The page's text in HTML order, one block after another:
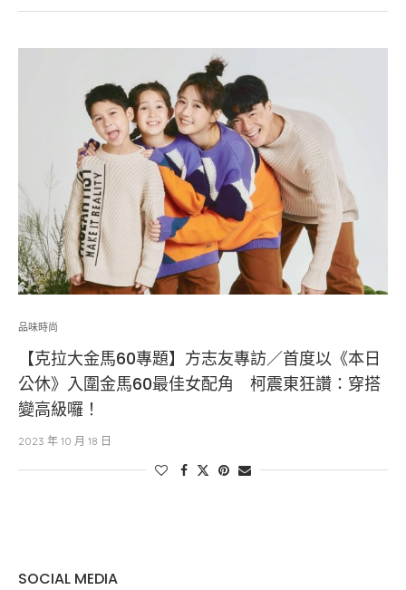
品味時尚
【克拉大金馬60專題】方志友專訪／首度以《本日
公休》入圍金馬60最佳女配角 柯震東狂讚：穿搭
變高級囉！
2023 年 10 月 18 日
SOCIAL MEDIA